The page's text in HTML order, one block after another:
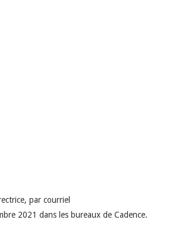
par courriel
2021 dans les bureaux de Cadence.